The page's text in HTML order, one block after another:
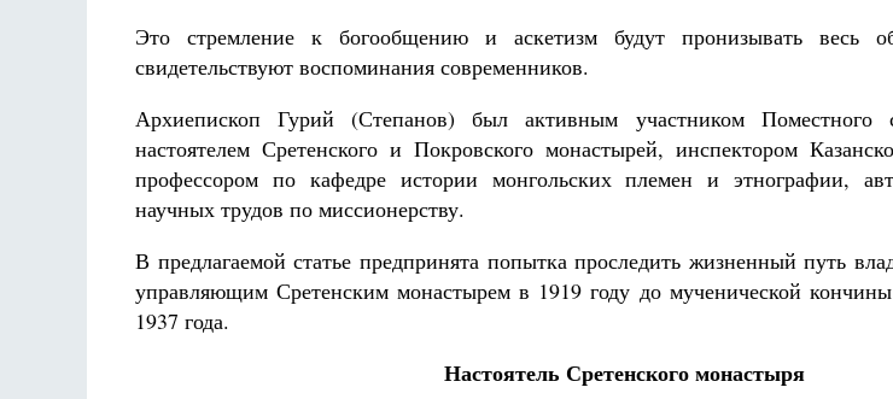
Это стремление к богообщению и аскетизм будут пронизывать весь
свидетельствуют воспоминания современников.
Архиепископ Гурий (Степанов) был активным участником Поместного
настоятелем Сретенского и Покровского монастырей, инспектором
профессором по кафедре истории монгольских племен и этнографии,
научных трудов по миссионерству.
В предлагаемой статье предпринята попытка проследить жизненный путь
управляющим Сретенским монастырем в 1919 году до мученической
1937 года.
Настоятель Сретенского монастыря